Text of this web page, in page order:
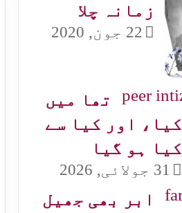
زمانہ چلا
22 جون, 2020
تھا میں
کیا، اور کیا سے
کیا ہو گیا
31 جولائی, 2026
ابر بھی جھیل